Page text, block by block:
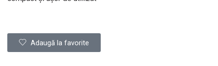
Adaugă la favorite